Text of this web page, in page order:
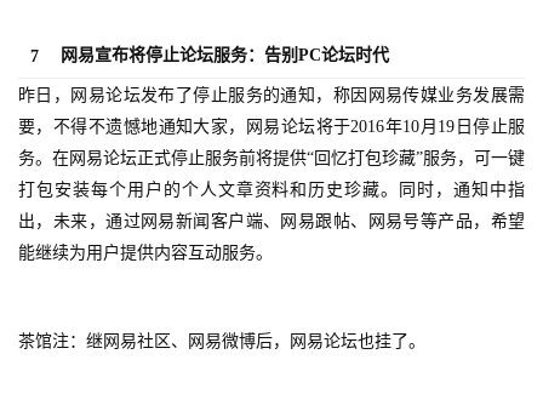
7
月
3
0
游
7 网易宣布将停止论坛服务：告别PC论坛时代
昨日，网易论坛发布了停止服务的通知，称因网易传媒业务发展需
要，不得不遗憾地通知大家，网易论坛将于2016年10月19日停止服
务。在网易论坛正式停止服务前将提供“回忆打包珍藏”服务，可一键
打包安装每个用户的个人文章资料和历史珍藏。同时，通知中指
出，未来，通过网易新闻客户端、网易跟帖、网易号等产品，希望
能继续为用户提供内容互动服务。
茶馆注：继网易社区、网易微博后，网易论坛也挂了。